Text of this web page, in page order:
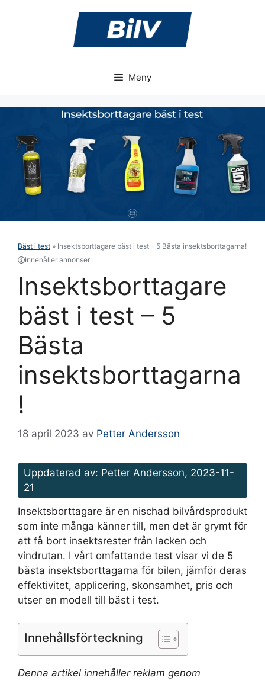
Meny
Bäst i test » Insektsborttagare bäst i test – 5 Bästa insektsborttagarna!
Innehåller annonser
Insektsborttagare
bäst i test – 5
Bästa
insektsborttagarna
!
18 april 2023 av Petter Andersson
Uppdaterad av: Petter Andersson, 2023-11-
21
Insektsborttagare är en nischad bilvårdsprodukt
som inte många känner till, men det är grymt för
att få bort insektsrester från lacken och
vindrutan. I vårt omfattande test visar vi de 5
bästa insektsborttagarna för bilen, jämför deras
effektivitet, applicering, skonsamhet, pris och
utser en modell till bäst i test.
Innehållsförteckning
Denna artikel innehåller reklam genom